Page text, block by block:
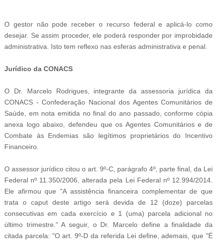
O gestor não pode receber o recurso federal e aplicá-lo como
desejar. Se assim proceder, ele poderá responder por improbidade
administrativa. Isto tem reflexo nas esferas administrativa e penal.
Jurídico da CONACS
O Dr. Marcelo Rodrigues, integrante da assessoria jurídica da
CONACS - Confederação Nacional dos Agentes Comunitários de
Saúde, em nota emitida no final do ano passado, conforme cópia
anexa logo abaixo, defendeu que os Agentes Comunitários e de
Combate às Endemias são legítimos proprietários do Incentivo
Financeiro.
O assessor jurídico citou o art. 9º-C, parágrafo 4º, parte final, da Lei
Federal nº 11.350/2006, alterada pela Lei Federal nº 12.994/2014.
Ele afirmou que "A assistência financeira complementar de que
trata o caput deste artigo será devida de 12 (doze) parcelas
consecutivas em cada exercício e 1 (uma) parcela adicional no
último trimestre." A seguir, o Dr. Marcelo define a finalidade da
citada parcela: "O art. 9º-D da referida Lei define, ademais, que "É